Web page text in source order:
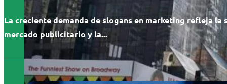
La creciente demanda de slogans en marketing refleja la
mercado publicitario y la...